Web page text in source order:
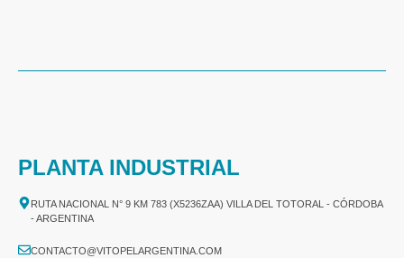
PLANTA INDUSTRIAL
RUTA NACIONAL N° 9 KM 783 (X5236ZAA) VILLA DEL TOTORAL - CÓRDOBA
- ARGENTINA
CONTACTO@VITOPELARGENTINA.COM